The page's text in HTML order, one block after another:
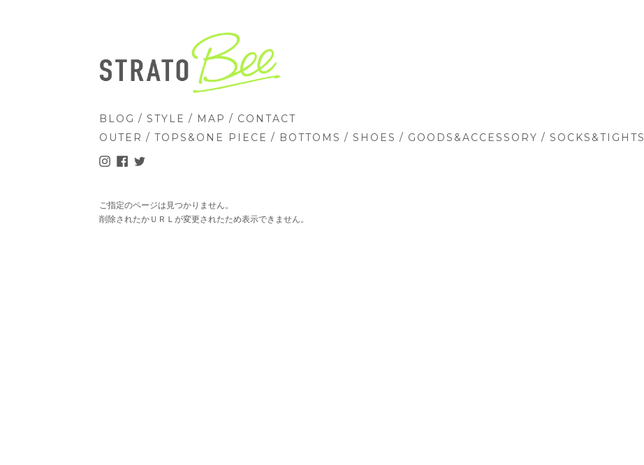
BLOG / STYLE / MAP / CONTACT
OUTER / TOPS&ONE PIECE / BOTTOMS / SHOES / GOODS&ACCESSORY / SOCKS&TIGHTS
ご指定のページは見つかりません。
削除されたかＵＲＬが変更されたため表示できません。